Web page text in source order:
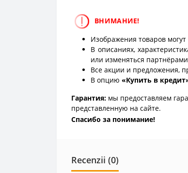
ВНИМАНИЕ!
Изображения товаров
В описаниях,
или изменяться
Все акции и предложения,
В опцию «Купить в
Гарантия: мы предоставляем
представленную на сайте.
Спасибо за понимание!
Recenzii (0)